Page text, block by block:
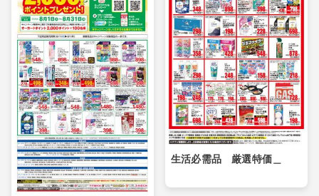
生活必需品 厳選特価＿